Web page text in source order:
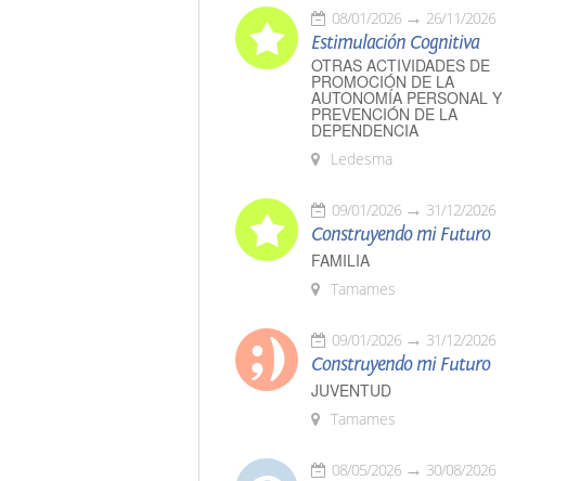
08/01/2026 26/11/2026
Estimulación Cognitiva
OTRAS ACTIVIDADES DE
PROMOCIÓN DE LA
AUTONOMÍA PERSONAL Y
PREVENCIÓN DE LA
DEPENDENCIA
Ledesma
09/01/2026 31/12/2026
Construyendo mi Futuro
FAMILIA
Tamames
09/01/2026 31/12/2026
Construyendo mi Futuro
JUVENTUD
Tamames
08/05/2026 30/08/2026